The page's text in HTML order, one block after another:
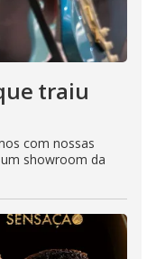
traiu
com nossas
showroom da